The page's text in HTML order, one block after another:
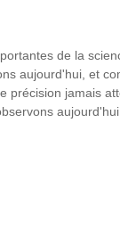
de la
aujourd'hui, et
précision jamais